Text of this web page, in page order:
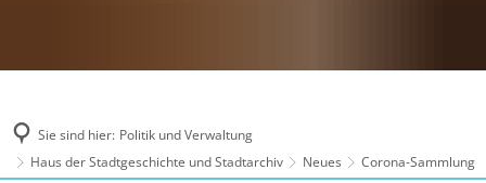
Sie sind hier: Politik und Verwaltung
Haus der Stadtgeschichte und Stadtarchiv
Neues Corona-Sammlung